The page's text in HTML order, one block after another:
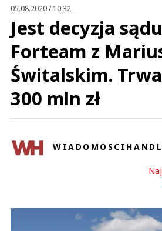
05.08.2020 / 10:32
Jest decyzja
Forteam z
Świtalskim.
300 mln zł